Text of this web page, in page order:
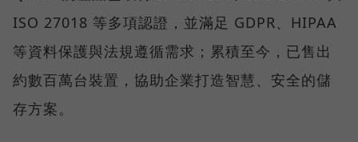
ISO 27018 等多項認證，並滿足 GDPR、HIPAA
等資料保護與法規遵循需求；累積至今，已售出
約數百萬台裝置，協助企業打造智慧、安全的儲
存方案。